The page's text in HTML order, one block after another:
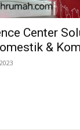
Center
&